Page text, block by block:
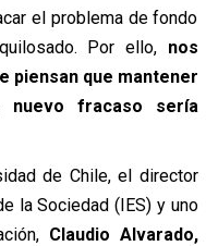
el problema de fondo
Por ello, nos
piensan que mantener
nuevo fracaso sería
de Chile, el director
la Sociedad (IES) y uno
Claudio Alvarado,